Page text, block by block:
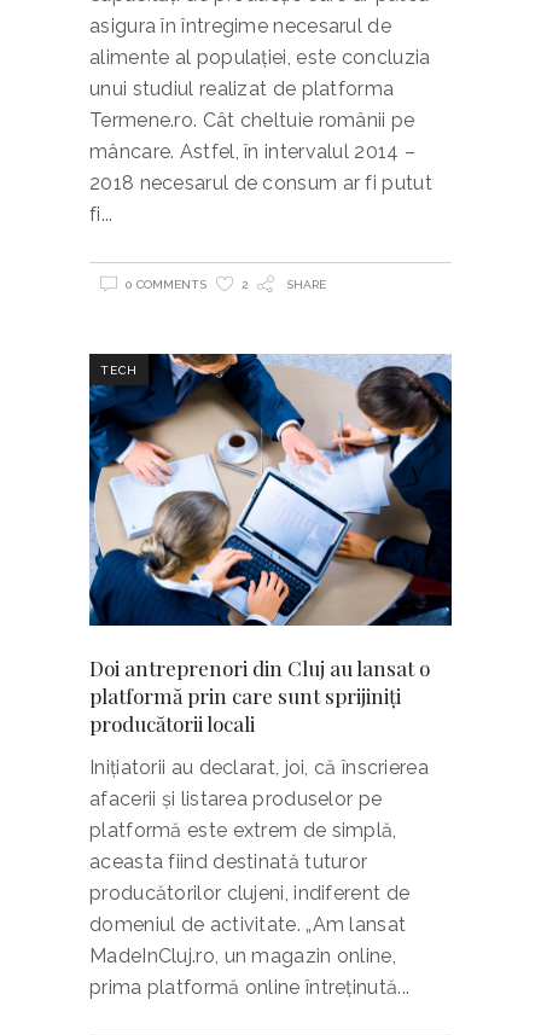
asigura în întregime necesarul de
alimente al populației, este concluzia
unui studiul realizat de platforma
Termene.ro. Cât cheltuie românii pe
mâncare. Astfel, în intervalul 2014 –
2018 necesarul de consum ar fi putut
fi
0 COMMENTS 2 SHARE
TECH
Doi antreprenori din Cluj au lansat o
platformă prin care sunt sprijiniţi
producătorii locali
Iniţiatorii au declarat, joi, că înscrierea
afacerii şi listarea produselor pe
platformă este extrem de simplă,
aceasta fiind destinată tuturor
producătorilor clujeni, indiferent de
domeniul de activitate. „Am lansat
MadeInCluj.ro, un magazin online,
prima platformă online întreţinută